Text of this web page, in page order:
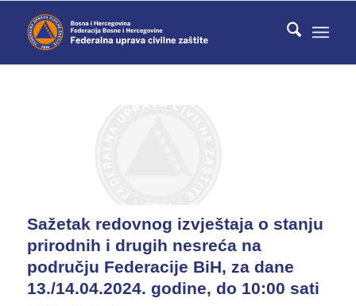
Sažetak redovnog izvještaja o stanju
prirodnih i drugih nesreća na
području Federacije BiH, za dane
13./14.04.2024. godine, do 10:00 sati